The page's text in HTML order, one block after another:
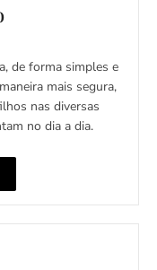
de forma simples e
mais segura,
nas diversas
no dia a dia.